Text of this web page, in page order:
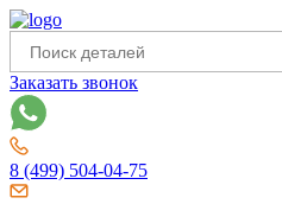
Заказать звонок
8 (499) 504-04-75